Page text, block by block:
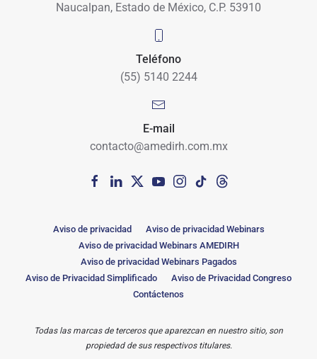
Naucalpan, Estado de México, C.P. 53910
Teléfono
(55) 5140 2244
E-mail
contacto@amedirh.com.mx
Aviso de privacidad
Aviso de privacidad Webinars
Aviso de privacidad Webinars AMEDIRH
Aviso de privacidad Webinars Pagados
Aviso de Privacidad Simplificado
Aviso de Privacidad Congreso
Contáctenos
Todas las marcas de terceros que aparezcan en nuestro sitio, son
propiedad de sus respectivos titulares.